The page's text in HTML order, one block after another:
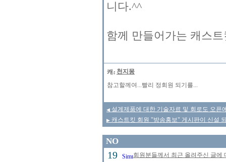
니다.^^
함께 만들어가는 캐스
천지몽
참고할께여...빨리 정회원 되기를...
◀ 설계제품에 대한 기술자료 및 회로도 오픈
▶ 캐스트킷 회원 "방송홍보" 게시판이 신설
NO
19 회원분들께서 최근 올려주신 글